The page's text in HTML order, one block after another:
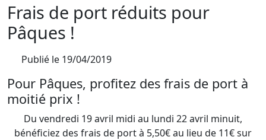
Frais de port réduits pour
Pâques !
Publié le 19/04/2019
Pour Pâques, profitez des frais de port à
moitié prix !
Du vendredi 19 avril midi au lundi 22 avril minuit,
bénéficiez des frais de port à 5,50€ au lieu de 11€ sur